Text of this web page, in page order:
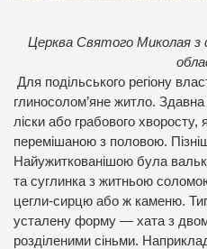
Церква Святого Миколая з
Для подільського регіону
глиносолом’яне житло.
ліски або грабового
перемішаною з половою.
Найужиткованішою була
та суглинка з житньою
цегли-сирцю або ж каменю.
усталену форму — хата з
розділеними сіньми.